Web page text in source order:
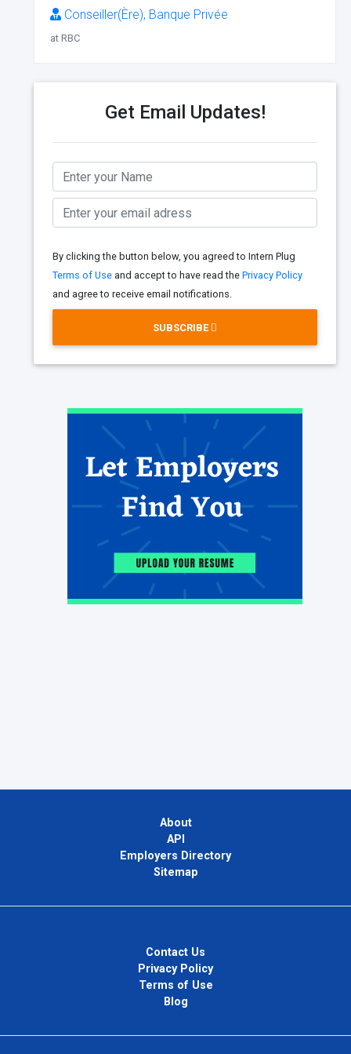
Conseiller(Ère), Banque Privée
at RBC
Get Email Updates!
By clicking the button below, you agreed to Intern Plug
Terms of Use and accept to have read the Privacy Policy
and agree to receive email notifications.
SUBSCRIBE
About
API
Employers Directory
Sitemap
Contact Us
Privacy Policy
Terms of Use
Blog